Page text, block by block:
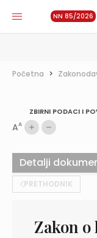
NN 85/2026
Početna >
ZBIRNI PODACI I
AA
PRETHODNIK
Zakon
Detalji